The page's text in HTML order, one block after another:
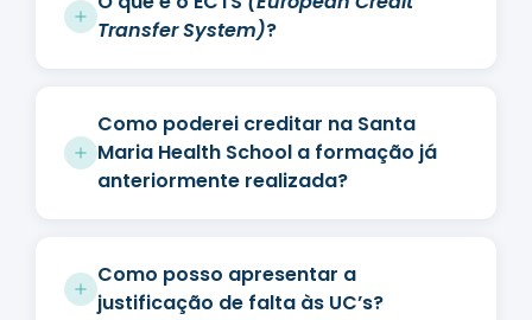
Transfer System)?
Como poderei creditar na Santa
Maria Health School a formação já
anteriormente realizada?
Como posso apresentar a
justificação de falta às UC’s?